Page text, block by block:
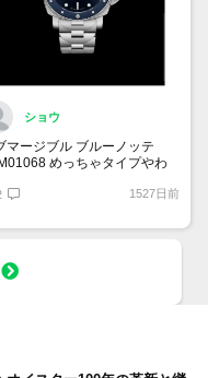
ショウ
マージブル ブルーノッテ
めっちゃタイプやわ
1527日前